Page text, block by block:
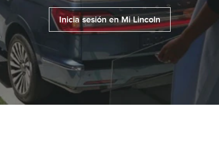
Inicia sesión en Mi Lincoln